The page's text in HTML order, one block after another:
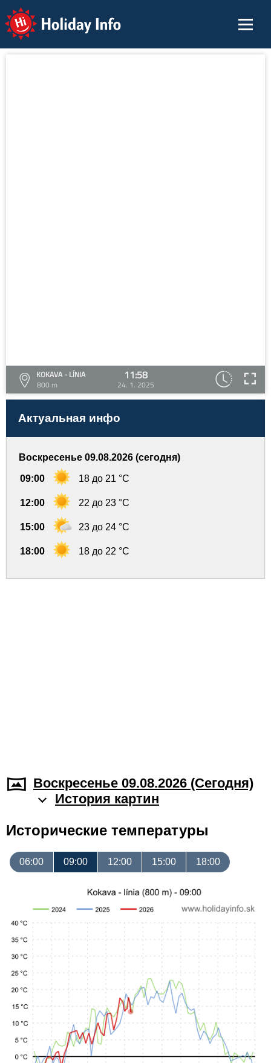
Holiday Info
KOKAVA - LÍNIA
800 m
11:58
24. 1. 2025
Актуальная инфо
Воскресенье 09.08.2026 (сегодня)
09:00 18 до 21 °C
12:00 22 до 23 °C
15:00 23 до 24 °C
18:00 18 до 22 °C
Воскресенье 09.08.2026 (Cегодня)
История картин
Исторические температуры
06:00 09:00 12:00 15:00 18:00